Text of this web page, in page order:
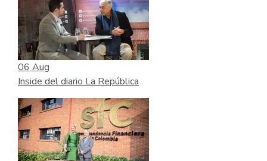
06 Aug
Inside del diario La República